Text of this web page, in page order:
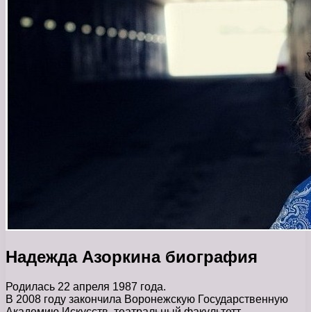
Надежда Азоркина биография
Родилась 22 апреля 1987 года.
В 2008 году закончила Воронежскую Государственную